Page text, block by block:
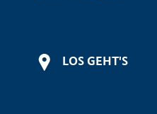
LOS GEHT'S